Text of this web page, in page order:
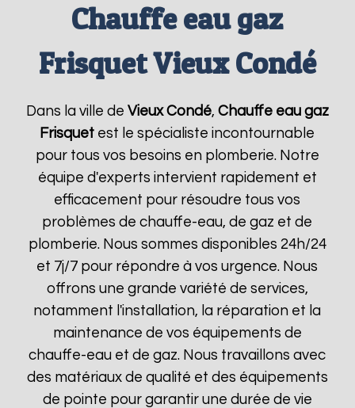
Chauffe eau gaz
Frisquet Vieux Condé
Dans la ville de Vieux Condé, Chauffe eau gaz
Frisquet est le spécialiste incontournable
pour tous vos besoins en plomberie. Notre
équipe d'experts intervient rapidement et
efficacement pour résoudre tous vos
problèmes de chauffe-eau, de gaz et de
plomberie. Nous sommes disponibles 24h/24
et 7j/7 pour répondre à vos urgence. Nous
offrons une grande variété de services,
notamment l'installation, la réparation et la
maintenance de vos équipements de
chauffe-eau et de gaz. Nous travaillons avec
des matériaux de qualité et des équipements
de pointe pour garantir une durée de vie